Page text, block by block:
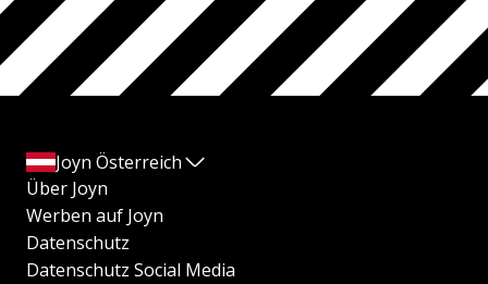
Joyn Österreich
Über Joyn
Werben auf Joyn
Datenschutz
Datenschutz Social Media